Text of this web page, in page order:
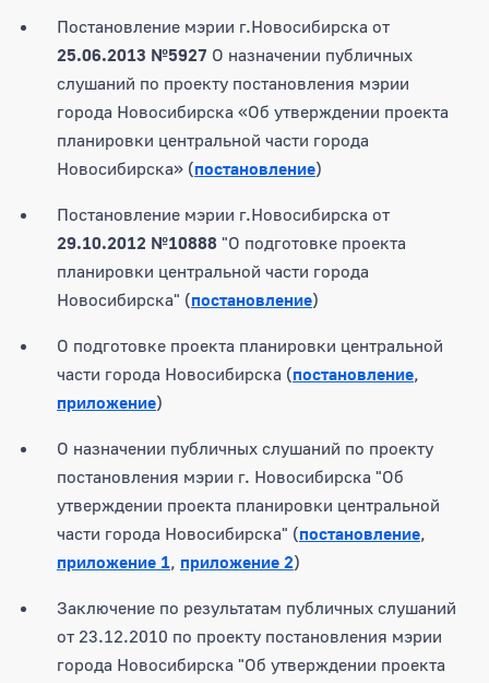
Постановление мэрии г.Новосибирска от
25.06.2013 №5927 О назначении публичных
слушаний по проекту постановления мэрии
города Новосибирска «Об утверждении проекта
планировки центральной части города
Новосибирска» (постановление)
Постановление мэрии г.Новосибирска от
29.10.2012 №10888 "О подготовке проекта
планировки центральной части города
Новосибирска" (постановление)
О подготовке проекта планировки центральной
части города Новосибирска (постановление,
приложение)
О назначении публичных слушаний по проекту
постановления мэрии г. Новосибирска "Об
утверждении проекта планировки центральной
части города Новосибирска" (постановление,
приложение 1, приложение 2)
Заключение по результатам публичных слушаний
от 23.12.2010 по проекту постановления мэрии
города Новосибирска "Об утверждении проекта